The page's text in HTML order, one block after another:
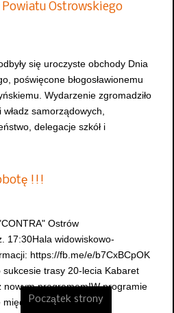
Ostrowskiego
się uroczyste obchody Dnia
poświęcone błogosławionemu
Wydarzenie zgromadziło
samorządowych,
delegacje szkół i
!!!
Ostrów
17:30Hala widowiskowo-
https://fb.me/e/b7CxBCpOK
trasy 20-lecia Kabaret
nowym programem!W programie
między pokoleniami,
Początek strony